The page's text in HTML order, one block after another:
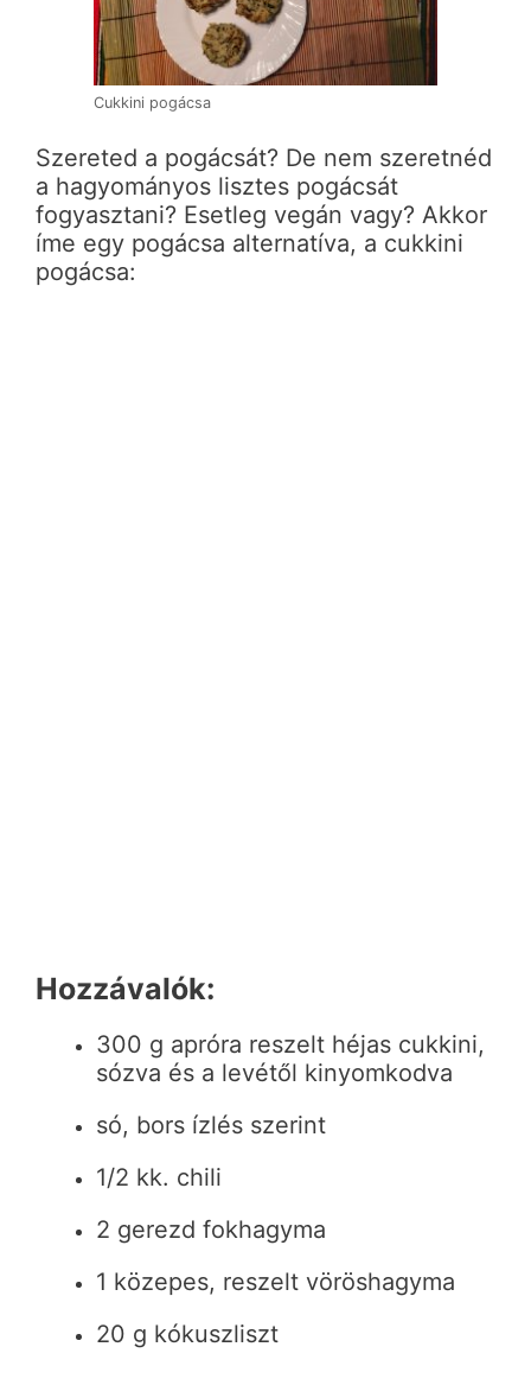
Cukkini pogácsa
Szereted a pogácsát? De nem szeretnéd
a hagyományos lisztes pogácsát
fogyasztani? Esetleg vegán vagy? Akkor
íme egy pogácsa alternatíva, a cukkini
pogácsa:
Hozzávalók:
300 g apróra reszelt héjas cukkini,
sózva és a levétől kinyomkodva
só, bors ízlés szerint
1/2 kk. chili
2 gerezd fokhagyma
1 közepes, reszelt vöröshagyma
20 g kókuszliszt